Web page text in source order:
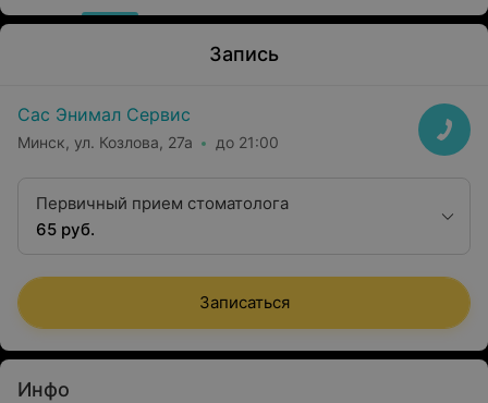
Запись
Сас Энимал Сервис
Минск, ул. Козлова, 27а до 21:00
Первичный прием стоматолога
65 руб.
Записаться
Инфо